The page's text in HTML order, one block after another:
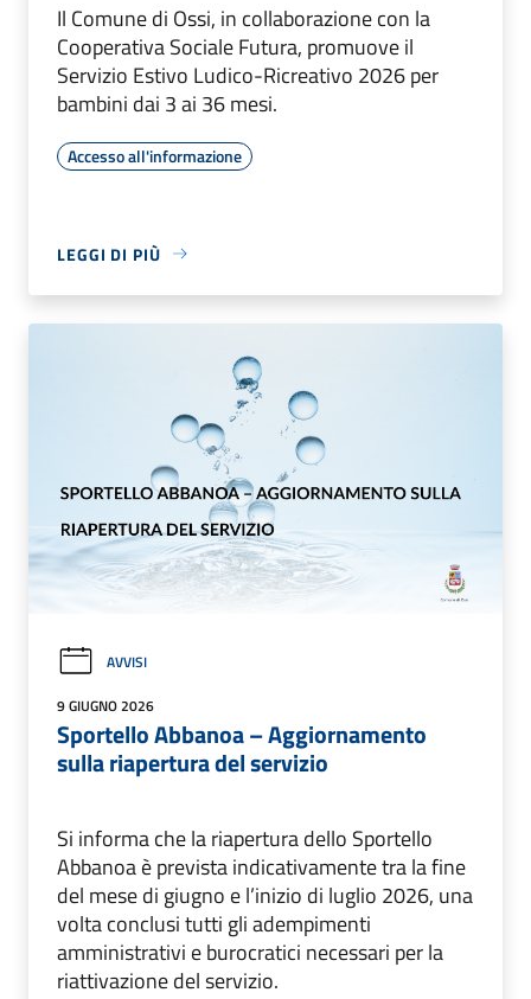
Il Comune di Ossi, in collaborazione con la
Cooperativa Sociale Futura, promuove il
Servizio Estivo Ludico-Ricreativo 2026 per
bambini dai 3 ai 36 mesi.
Accesso all'informazione
LEGGI DI PIÙ
AVVISI
9 GIUGNO 2026
Sportello Abbanoa – Aggiornamento
sulla riapertura del servizio
Si informa che la riapertura dello Sportello
Abbanoa è prevista indicativamente tra la fine
del mese di giugno e l’inizio di luglio 2026, una
volta conclusi tutti gli adempimenti
amministrativi e burocratici necessari per la
riattivazione del servizio.